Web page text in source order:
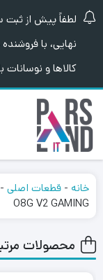
لطفاً پیش از
نهایی، با
کالاها و
خانه - قطعات اصلی -
O8G V2 GAMING
محصولات